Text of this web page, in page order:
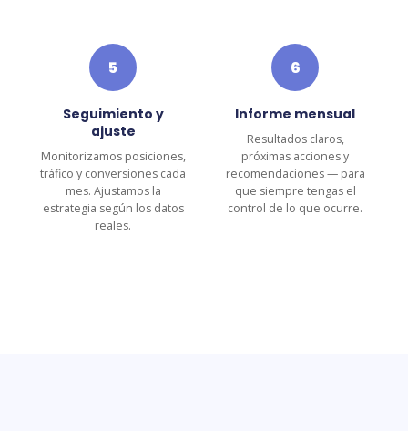
5
Seguimiento y
ajuste
Monitorizamos posiciones,
tráfico y conversiones cada
mes. Ajustamos la
estrategia según los datos
reales.
6
Informe mensual
Resultados claros,
próximas acciones y
recomendaciones — para
que siempre tengas el
control de lo que ocurre.